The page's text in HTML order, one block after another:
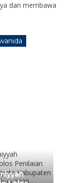
dan membawa